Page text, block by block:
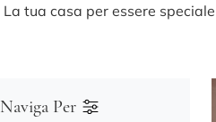
La tua casa per essere
Naviga Per